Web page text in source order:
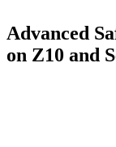
Advanced
on Z10 and